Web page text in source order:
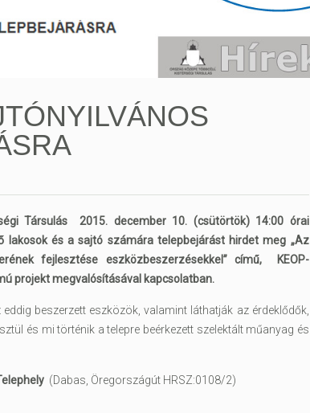
Társulás 2015. december 10. (csütörtök) 14:00 órai
lakosok és a sajtó számára telepbejárást hirdet meg „Az
fejlesztése eszközbeszerzésekkel” című, KEOP-
projekt megvalósításával kapcsolatban.
beszerzett eszközök, valamint láthatják az érdeklődők,
és mi történik a telepre beérkezett szelektált műanyag és
(Dabas, Öregországút HRSZ:0108/2)